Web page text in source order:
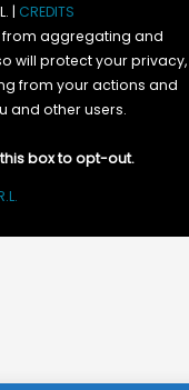
| CREDITS
from aggregating and
will protect your privacy,
from your actions and
and other users.
box to opt-out.